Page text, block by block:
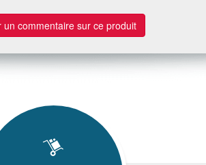
un commentaire sur ce produit